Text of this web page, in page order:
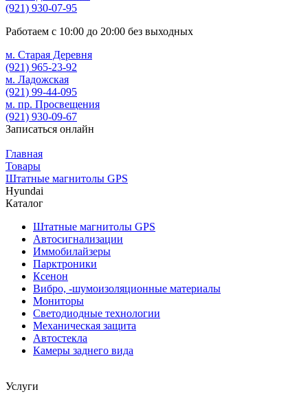
(921) 930-07-95
Работаем с 10:00 до 20:00 без выходных
м. Старая Деревня
(921) 965-23-92
м. Ладожская
(921) 99-44-095
м. пр. Просвещения
(921) 930-09-67
Записаться онлайн
Главная
Товары
Штатные магнитолы GPS
Hyundai
Каталог
Штатные магнитолы GPS
Автосигнализации
Иммобилайзеры
Парктроники
Ксенон
Вибро, -шумоизоляционные материалы
Мониторы
Светодиодные технологии
Механическая защита
Автостекла
Камеры заднего вида
Услуги